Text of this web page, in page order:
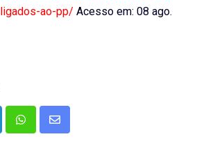
ao-pp/ Acesso em: 08 ago.
WhatsappShare